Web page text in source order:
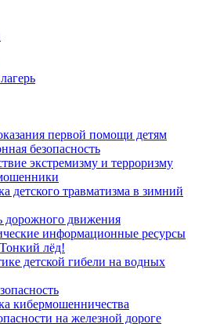
первой помощи детям
безопасность
экстремизму и терроризму
детского травматизма в зимний
дорожного движения
информационные ресурсы
лёд!
детской гибели на водных
кибермошенничества
на железной дороге